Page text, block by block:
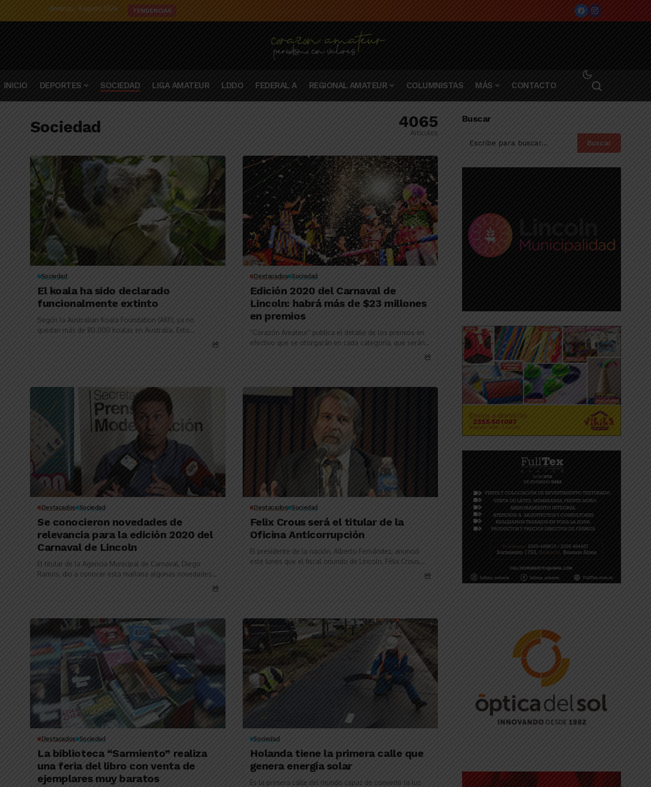
domingo , 9 agosto 2026 TENDENCIAS
INICIO DEPORTES SOCIEDAD LIGA AMATEUR LDDO FEDERAL A REGIONAL AMATEUR COLUMNISTAS MÁS CONTACTO
Sociedad 4065
Articulos
Sociedad
El koala ha sido declarado
funcionalmente extinto
Según la Australian Koala Foundation (AKF), ya no
quedan más de 80.000 koalas en Australia. Esto
Destacados Sociedad
Edición 2020 del Carnaval de
Lincoln: habrá más de $23 millones
en premios
“Corazón Amateur” publica el detalle de los premios en
efectivo que se otorgarán en cada categoría, que serán
Destacados Sociedad
Se conocieron novedades de
relevancia para la edición 2020 del
Carnaval de Lincoln
El titular de la Agencia Municipal de Carnaval, Diego
Ramos, dio a conocer esta mañana algunas novedades
Destacados Sociedad
Felix Crous será el titular de la
Oficina Anticorrupción
El presidente de la nación, Alberto Fernández, anunció
este lunes que el fiscal oriundo de Lincoln, Félix Crous,
Destacados Sociedad
La biblioteca “Sarmiento” realiza
una feria del libro con venta de
ejemplares muy baratos
Sociedad
Holanda tiene la primera calle que
genera energía solar
Es la primera calle del mundo capaz de convertir la luz
Buscar
Buscar